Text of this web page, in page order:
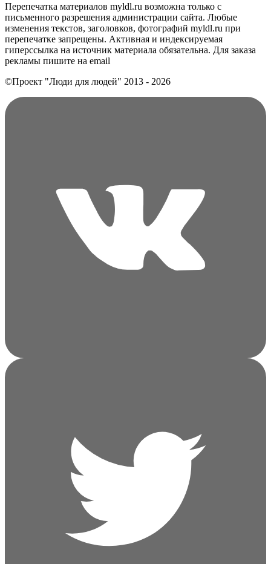
Перепечатка материалов myldl.ru возможна только с
письменного разрешения администрации сайта. Любые
изменения текстов, заголовков, фотографий myldl.ru при
перепечатке запрещены. Активная и индексируемая
гиперссылка на источник материала обязательна. Для заказа
рекламы пишите на еmail
©Проект "Люди для людей" 2013 - 2026